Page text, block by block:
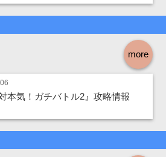
more
対本気！ガチバトル2』攻略情報